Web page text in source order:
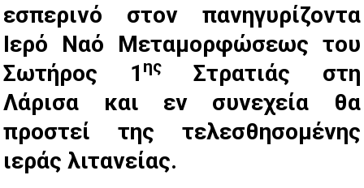
εσπερινό στον πανηγυρίζοντα
Ιερό Ναό Μεταμορφώσεως του
Σωτήρος 1 ηςΣτρατιάς στη
Λάρισα και εν συνεχεία θα
προστεί της τελεσθησομένης
ιεράς λιτανείας.